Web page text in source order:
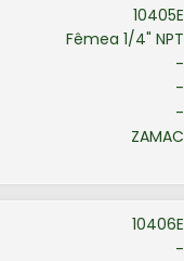
10405E
Fêmea 1/4" NPT
-
-
-
ZAMAC
10406E
-